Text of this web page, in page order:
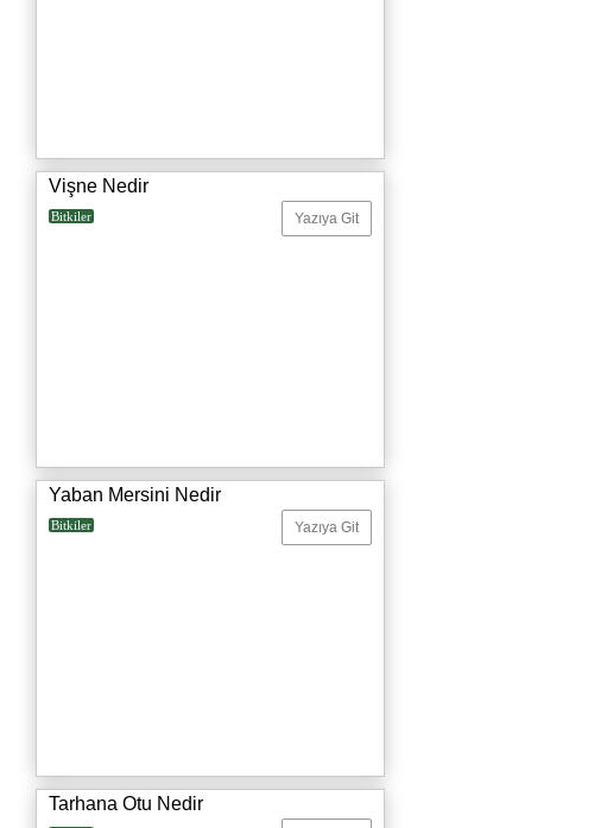
Vişne Nedir
Bitkiler Yazıya Git
Yaban Mersini Nedir
Bitkiler Yazıya Git
Tarhana Otu Nedir